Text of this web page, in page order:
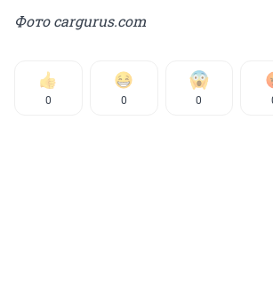
Фото cargurus.com
0 0 0